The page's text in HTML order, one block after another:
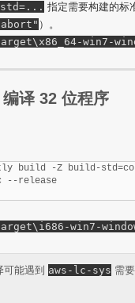
指定需要构建的标
）。
win7-
译 32 位程序
build -Z build-
--release
win7-
可能遇到 aws-lc-sys 需